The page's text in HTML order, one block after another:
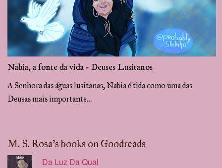
Nabia, a fonte da vida - Deuses Lusitanos
A Senhora das águas lusitanas, Nabia é tida como uma das
Deusas mais importante…
M. S. Rosa's books on Goodreads
Da Luz Da Qual